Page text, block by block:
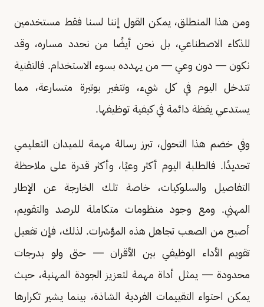
ومن هذا المنطلق، يمكن القول إننا لسنا فقط مستخدمين
للذكاء الاصطناعي، بل نحن أيضًا من نحدد مساره، وقد
نكون — دون وعي — من يهدده بسوء الاستخدام. فالتقنية
تتدخل اليوم في كل شيء، وتتغير بوتيرة متسارعة، مما
يستدعي يقظة دائمة في كيفية توظيفها.
وفي خضم هذا التحول، تبرز رسالة مهمة للميدان التعليمي
تحديدًا. فالطلبة اليوم أكثر وعيًا، وأكثر قدرة على ملاحظة
التفاصيل والسلوكيات، خاصة تلك الخارجة عن الإطار
المهني. ومع وجود منظومات متكاملة للرصد والتقويم،
أصبح من الصعب تجاهل هذه المؤشرات. لذلك، فإن تفعيل
تقويم الأداء الوظيفي بين الأقران — حتى ولو بدرجات
محدودة — يمثل أداة مهمة لتعزيز الجودة المهنية، حيث
يمكن احتواء التقييمات الفردية الشاذة، بينما يشير تكرارها